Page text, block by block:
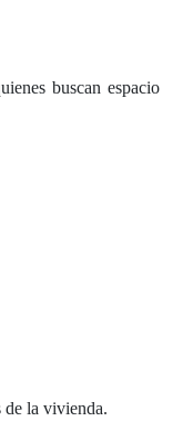
buscan espacio
de la vivienda.